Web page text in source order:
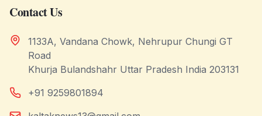
Contact Us
1133A, Vandana Chowk, Nehrupur Chungi GT
Road
Khurja Bulandshahr Uttar Pradesh India 203131
+91 9259801894